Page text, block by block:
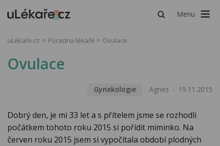
Menu
uLékaře.cz Poradna lékaře Ovulace
Ovulace
Gynekologie Agnes 19.11.2015
Dobrý den, je mi 33 let a s přítelem jsme se rozhodli
počátkem tohoto roku 2015 si pořídit miminko. Na
červen roku 2015 jsem si vypočítala období plodných